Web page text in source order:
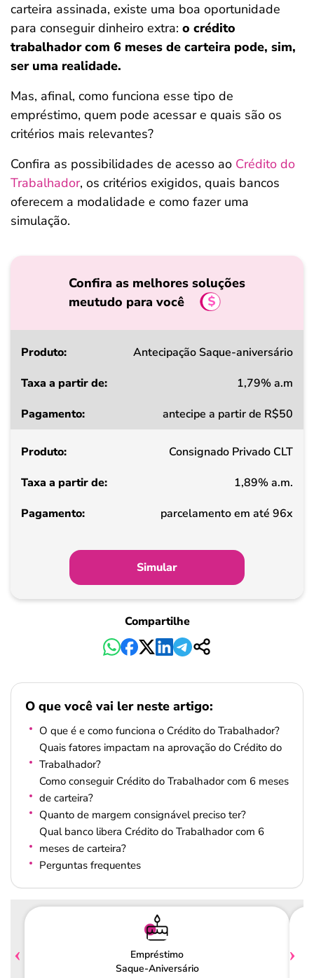
carteira assinada, existe uma boa oportunidade
para conseguir dinheiro extra: o crédito
trabalhador com 6 meses de carteira pode, sim,
ser uma realidade.
Mas, afinal, como funciona esse tipo de
empréstimo, quem pode acessar e quais são os
critérios mais relevantes?
Confira as possibilidades de acesso ao Crédito do
Trabalhador, os critérios exigidos, quais bancos
oferecem a modalidade e como fazer uma
simulação.
Confira as melhores soluções
meutudo para você
Produto
a
de
Pagamento
Antecipação Saque-aniversário
1,79% a.m
antecipe a partir de R$50
Consignado Privado CLT
1,89% a.m.
parcelamento em até 96x
Simular
Compartilhe
O que você vai ler neste artigo:
O que é e como funciona o Crédito do Trabalhador?
Quais fatores impactam na aprovação do Crédito do
Trabalhador?
Como conseguir Crédito do Trabalhador com 6 meses
de carteira?
Quanto de margem consignável preciso ter?
Qual banco libera Crédito do Trabalhador com 6
meses de carteira?
Perguntas frequentes
Empréstimo
Saque-Aniversário